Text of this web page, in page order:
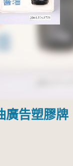
廣告塑膠牌